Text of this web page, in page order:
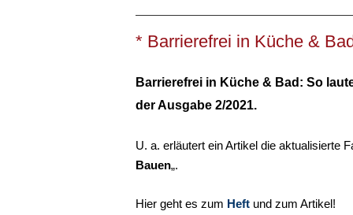
* Barrierefrei in Küche &
Barrierefrei in Küche & Bad: So
der Ausgabe 2/2021.
U. a. erläutert ein Artikel die aktualisierte
Bauen„.
Hier geht es zum Heft und zum Artikel!